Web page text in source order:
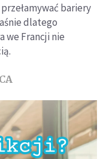
bariery
dlatego
we Francji nie